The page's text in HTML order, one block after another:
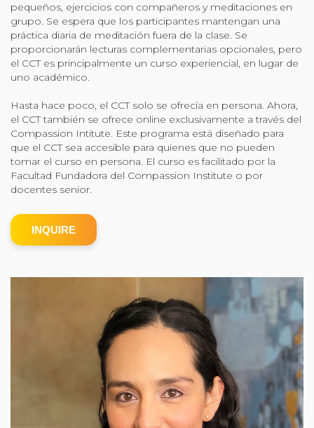
Login
Community Login
Teacher Login
Donate
pequeños, ejercicios con compañeros y meditaciones en
grupo. Se espera que los participantes mantengan una
práctica diaria de meditación fuera de la clase. Se
proporcionarán lecturas complementarias opcionales, pero
el CCT es principalmente un curso experiencial, en lugar de
uno académico.
Hasta hace poco, el CCT solo se ofrecía en persona. Ahora,
el CCT también se ofrece online exclusivamente a través del
Compassion Intitute. Este programa está diseñado para
que el CCT sea accesible para quienes que no pueden
tomar el curso en persona. El curso es facilitado por la
Facultad Fundadora del Compassion Institute o por
docentes senior.
INQUIRE